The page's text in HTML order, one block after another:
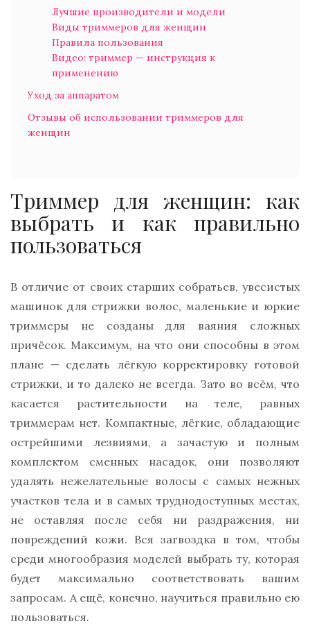
Лучшие производители и модели
Виды триммеров для женщин
Правила пользования
Видео: триммер — инструкция к
применению
Уход за аппаратом
Отзывы об использовании триммеров для
женщин
Триммер для женщин: как
выбрать и как правильно
пользоваться
В отличие от своих старших собратьев, увесистых
машинок для стрижки волос, маленькие и юркие
триммеры не созданы для ваяния сложных
причёсок. Максимум, на что они способны в этом
плане — сделать лёгкую корректировку готовой
стрижки, и то далеко не всегда. Зато во всём, что
касается растительности на теле, равных
триммерам нет. Компактные, лёгкие, обладающие
острейшими лезвиями, а зачастую и полным
комплектом сменных насадок, они позволяют
удалять нежелательные волосы с самых нежных
участков тела и в самых труднодоступных местах,
не оставляя после себя ни раздражения, ни
повреждений кожи. Вся загвоздка в том, чтобы
среди многообразия моделей выбрать ту, которая
будет максимально соответствовать вашим
запросам. А ещё, конечно, научиться правильно ею
пользоваться.